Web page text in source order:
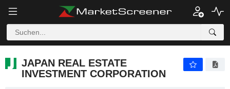
JAPAN REAL ESTATE
INVESTMENT CORPORATION